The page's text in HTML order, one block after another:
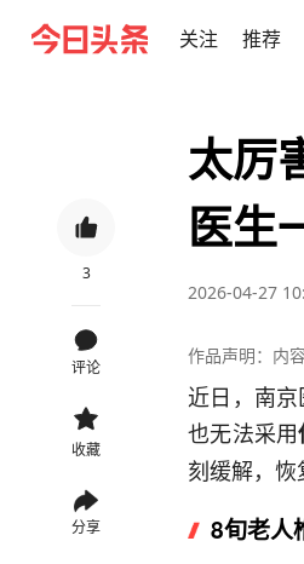
关注 推荐
3
评论
收藏
分享
太厉
医生
2026-04-27
作品声明：内
近日，南
也无法采用
刻缓解，恢
8旬老人